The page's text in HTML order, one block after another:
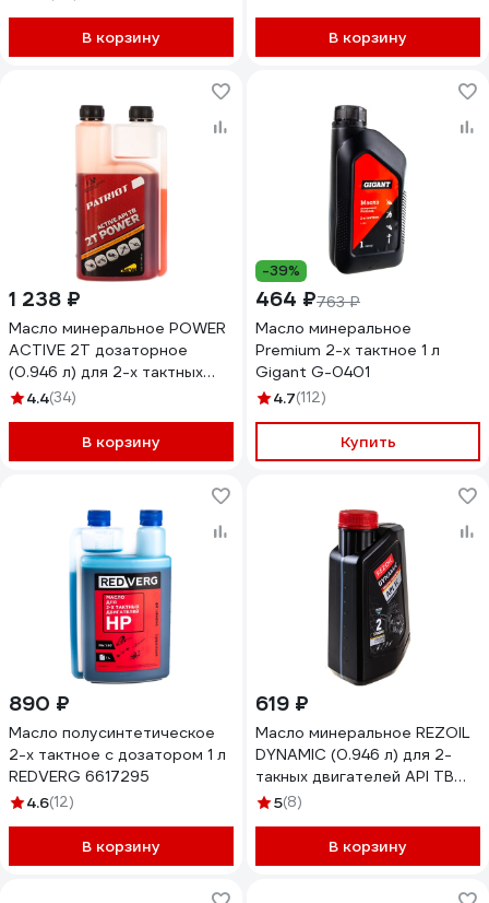
В корзину В корзину
1 238 ₽
Масло минеральное POWER
ACTIVE 2T дозаторное
(0.946 л) для 2-х тактных
двигателей PATRIOT
4.4(34)
В корзину
-39%
464 ₽763 ₽
Масло минеральное
Premium 2-х тактное 1 л
Gigant G-0401
4.7(112)
Купить
890 ₽
Масло полусинтетическое
2-х тактное с дозатором 1 л
REDVERG 6617295
4.6(12)
В корзину
619 ₽
Масло минеральное REZOIL
DYNAMIC (0.946 л) для 2-
такных двигателей API TB
Rezer
5(8)
В корзину